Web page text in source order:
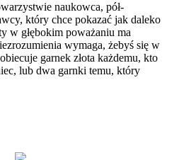
naukowca, pół-
który chce pokazać jak daleko
w głębokim poważaniu ma
wymaga, żebyś się w
garnek złota każdemu, kto
lub dwa garnki temu, który